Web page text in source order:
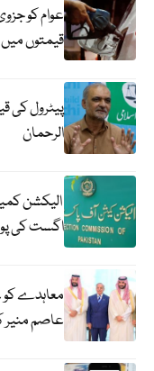
عوام کو
قیمتوں
الرحمان
اگست کی
معاہدے
عاصم منیر